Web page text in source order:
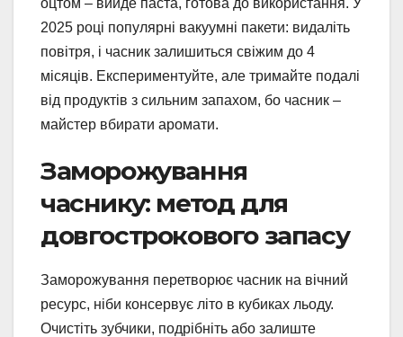
2025 році популярні вакуумні пакети: видаліть
повітря, і часник залишиться свіжим до 4
місяців. Експериментуйте, але тримайте подалі
від продуктів з сильним запахом, бо часник –
майстер вбирати аромати.
Заморожування
часнику: метод для
довгострокового запасу
Заморожування перетворює часник на вічний
ресурс, ніби консервує літо в кубиках льоду.
Очистіть зубчики, подрібніть або залиште